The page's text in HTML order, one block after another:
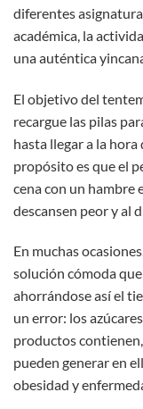
diferentes
académica, la
una auténtica
El objetivo del
recargue las pilas
hasta llegar a la hora
propósito es que el
cena con un hambre
descansen peor y al
En muchas
solución cómoda
ahorrándose así el
un error: los
productos
pueden generar en
obesidad y